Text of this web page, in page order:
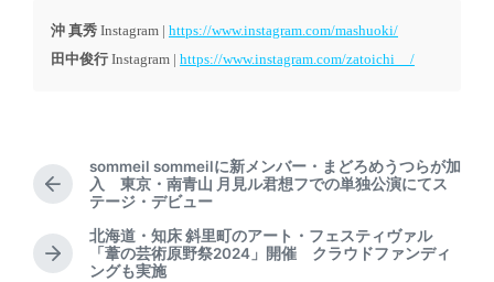
沖 真秀 Instagram | https://www.instagram.com/mashuoki/
田中俊行 Instagram | https://www.instagram.com/zatoichi__/
P
e
v
sommeil sommeilに新メンバー・まどろめうつらが加
入 東京・南青山 月見ル君想フでの単独公演にてス
テージ・デビュー
N
北海道・知床 斜里町のアート・フェスティヴァル
「葦の芸術原野祭2024」開催 クラウドファンディ
ングも実施